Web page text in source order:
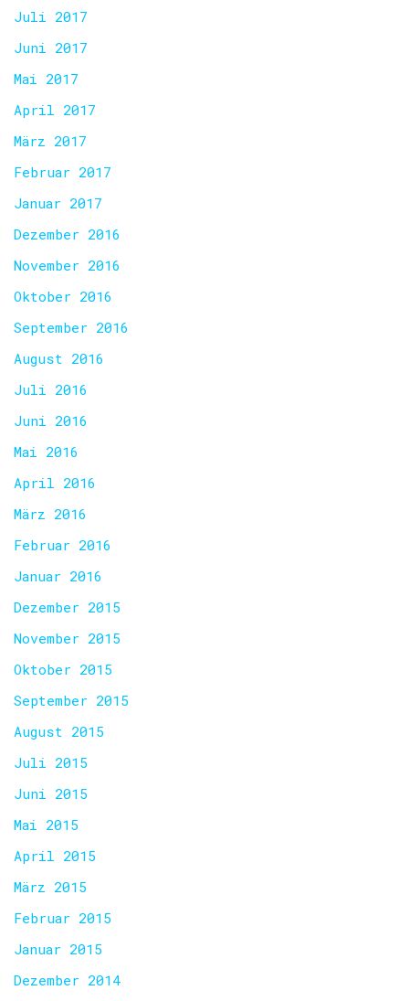
Juli 2017
Juni 2017
Mai 2017
April 2017
März 2017
Februar 2017
Januar 2017
Dezember 2016
November 2016
Oktober 2016
September 2016
August 2016
Juli 2016
Juni 2016
Mai 2016
April 2016
März 2016
Februar 2016
Januar 2016
Dezember 2015
November 2015
Oktober 2015
September 2015
August 2015
Juli 2015
Juni 2015
Mai 2015
April 2015
März 2015
Februar 2015
Januar 2015
Dezember 2014